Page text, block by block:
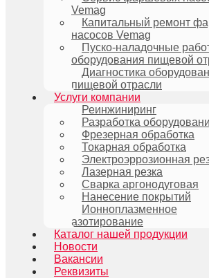
Vemag
Капитальный ремонт
насосов Vemag
Пуско-наладочные
оборудования пищевой
Диагностика
пищевой отрасли
Услуги компании
Реинжиниринг
Разработка
Фрезерная обработка
Токарная обработка
Электроэррозионная
Лазерная резка
Сварка аргонодуговая
Нанесение покрытий
Ионноплазменное
азотирование
Каталог нашей продукции
Новости
Вакансии
Реквизиты